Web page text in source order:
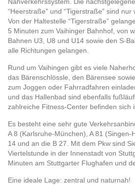
Nahverkehrssystem. Die
“Heerstraße” und “Tigerstraße” sind
Von der Haltestelle “Tigerstraße”
5 Minuten zum Vaihinger Bahnhof, von
Bahnen U3, U8 und U14 sowie den S-
alle Richtungen gelangen.
Rund um Vaihingen gibt es viele
das Bärenschlössle, den Bärensee
zum Joggen oder Fahrradfahren
und das Hallenbad sind ebenfalls
zahlreiche Fitness-Center befinden sich
Es besteht eine sehr gute
A 8 (Karlsruhe-München), A 81 (Singen-
14 und an die B 27. Mit dem Pkw sind
Viertelstunde in der Innenstadt von
Minuten am Stuttgarter Flughafen und
Eine ideale Lage: zentral und naturnah!